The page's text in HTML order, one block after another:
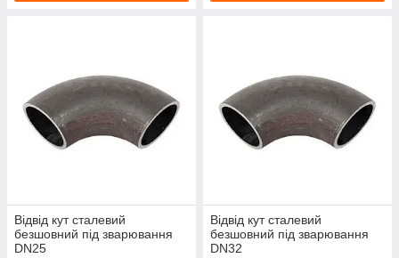
Відвід кут сталевий
безшовний під зварювання
DN25
Відвід кут сталевий
безшовний під зварювання
DN32